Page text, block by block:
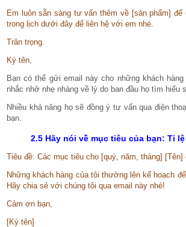
Em luôn sẵn sàng tư vấn thêm về [sản phẩm]
trong lịch dưới đây để liên hệ với em nhé.
Trân trọng.
Ký tên,
Bạn có thể gửi email này cho những khách
nhắc nhở nhẹ nhàng về lý do ban đầu họ tìm hiểu
Nhiều khả năng họ sẽ đồng ý tư vấn qua điện
bạn.
2.5 Hãy nói về mục tiêu của bạn: Tỉ
Tiêu đề: Các mục tiêu cho [quý, năm, tháng] [Tên]
Những khách hàng của tôi thường lên kế hoạch
Hãy chia sẻ với chúng tôi qua email này nhé!
Cảm ơn bạn,
[Ký tên]